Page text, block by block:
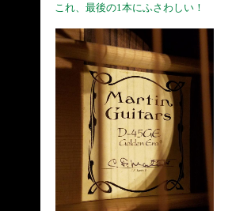
これ、最後の1本にふさわしい！